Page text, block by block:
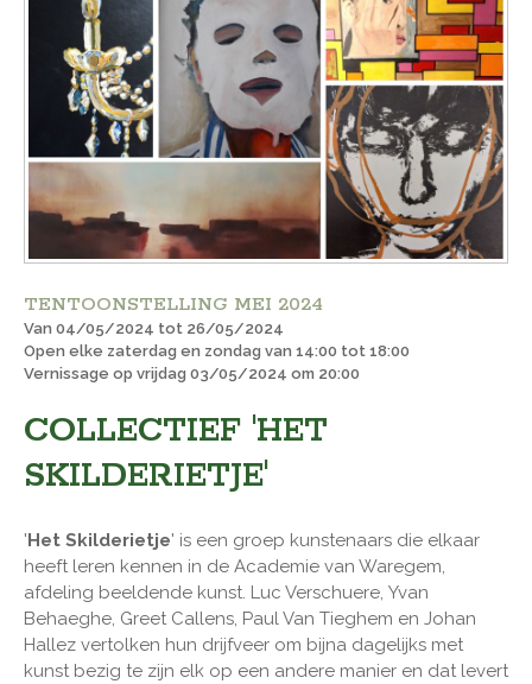
TENTOONSTELLING MEI 2024
Van 04/05/2024 tot 26/05/2024
Open elke zaterdag en zondag van 14:00 tot 18:00
Vernissage op vrijdag 03/05/2024 om 20:00
COLLECTIEF 'HET
SKILDERIETJE'
'Het Skilderietje' is een groep kunstenaars die elkaar
heeft leren kennen in de Academie van Waregem,
afdeling beeldende kunst. Luc Verschuere, Yvan
Behaeghe, Greet Callens, Paul Van Tieghem en Johan
Hallez vertolken hun drijfveer om bijna dagelijks met
kunst bezig te zijn elk op een andere manier en dat levert